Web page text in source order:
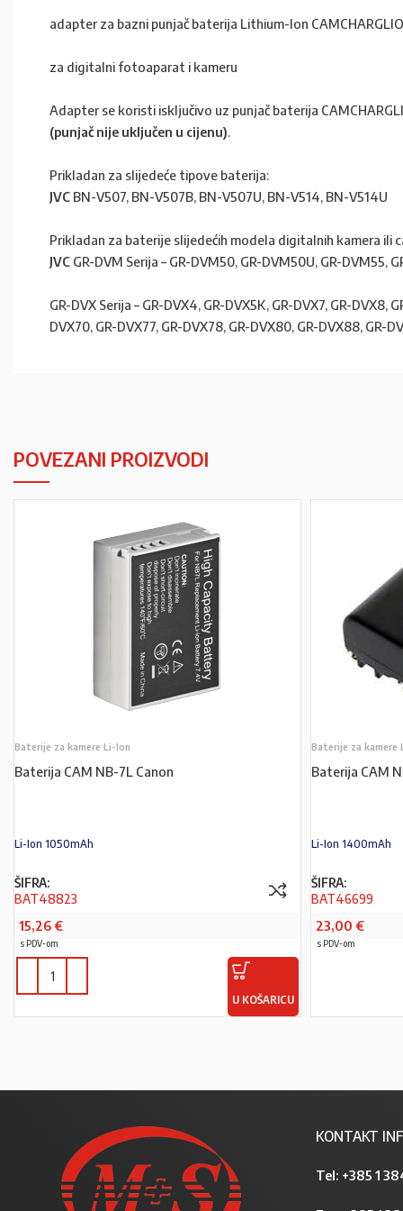
adapter za bazni punjač baterija Lithium-Ion
za digitalni fotoaparat i kameru
Adapter se koristi isključivo uz punjač baterija
(punjač nije uključen u cijenu).
Prikladan za slijedeće tipove baterija:
JVC BN-V507, BN-V507B, BN-V507U, BN-V514, BN-V514U
Prikladan za baterije slijedećih modela digitalnih kamera ili
JVC GR-DVM Serija – GR-DVM50, GR-DVM50U, GR-DVM55,
GR-DVX Serija – GR-DVX4, GR-DVX5K, GR-DVX7, GR-
DVX70, GR-DVX77, GR-DVX78, GR-DVX80, GR-DVX88, GR-
POVEZANI PROIZVODI
Baterije za kamere Li-Ion
Baterija CAM NB-7L Canon
Li-Ion 1050mAh
ŠIFRA:
BAT48823
15,26 €
s PDV-om
U KOŠARICU
Baterije za kamere
Baterija CAM
Li-Ion 1400mAh
ŠIFRA:
BAT46699
23,00 €
s PDV-om
KONTAKT
Tel: +385 1